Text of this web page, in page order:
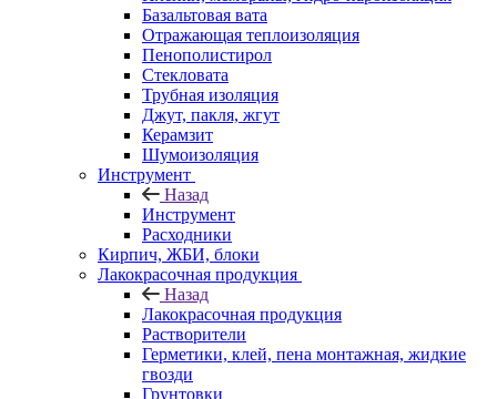
Базальтовая вата
Отражающая теплоизоляция
Пенополистирол
Стекловата
Трубная изоляция
Джут, пакля, жгут
Керамзит
Шумоизоляция
Инструмент
Назад
Инструмент
Расходники
Кирпич, ЖБИ, блоки
Лакокрасочная продукция
Назад
Лакокрасочная продукция
Растворители
Герметики, клей, пена монтажная, жидкие
гвозди
Грунтовки